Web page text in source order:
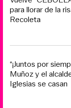
para llorar de la
Recoleta
“¡Juntos por
Muñoz y el
Iglesias se casan